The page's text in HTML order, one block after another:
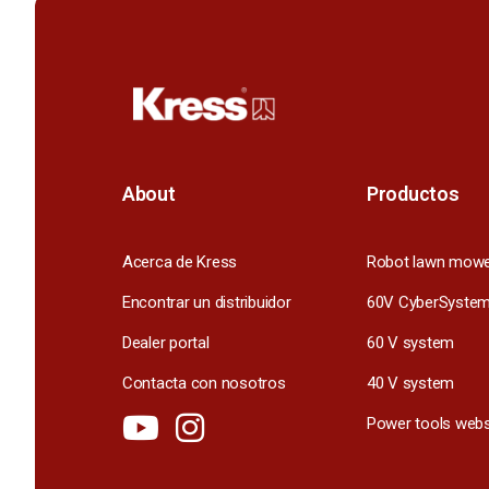
About
Acerca de Kress
Encontrar un distribuidor
Dealer portal
Contacta con nosotros
Productos
Robot lawn
60V CyberSystem
60 V system
40 V system
Power tools